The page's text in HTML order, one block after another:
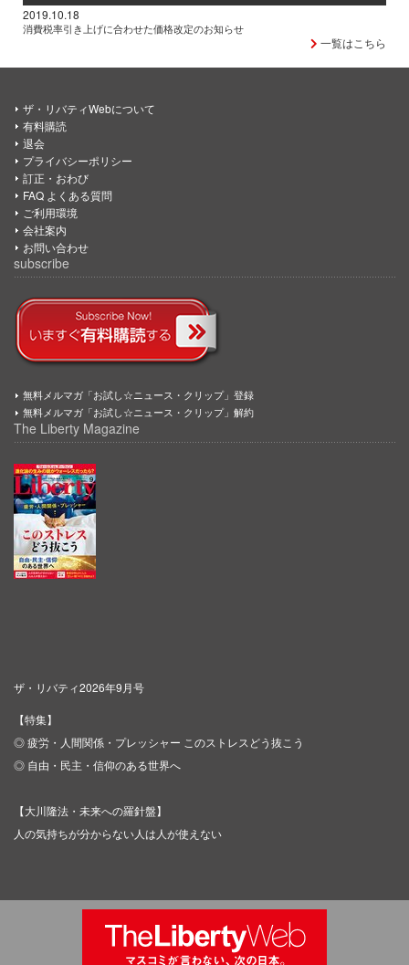
2019.10.18
消費税率引き上げに合わせた価格改定のお知らせ
一覧はこちら
ザ・リバティWebについて
有料購読
退会
プライバシーポリシー
訂正・おわび
FAQ よくある質問
ご利用環境
会社案内
お問い合わせ
subscribe
無料メルマガ「お試し☆ニュース・クリップ」登録
無料メルマガ「お試し☆ニュース・クリップ」解約
The Liberty Magazine
ザ・リバティ2026年9月号
【特集】
◎ 疲労・人間関係・プレッシャー このストレスどう抜こう
◎ 自由・民主・信仰のある世界へ
【大川隆法・未来への羅針盤】
人の気持ちが分からない人は人が使えない